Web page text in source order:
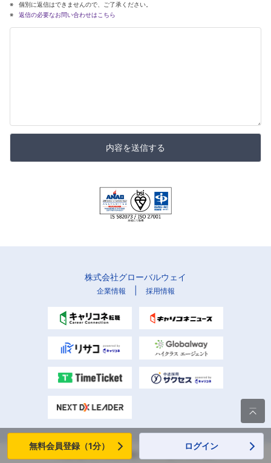
個別に返信はできませんので、ご了承ください。
返信の必要なお問い合わせはこちら
内容を送信する
株式会社グローバルウェイ
企業情報 採用情報
Copyright (C) Globalway, Inc. All rights reserved.

無料会員登録（1分） ログイン